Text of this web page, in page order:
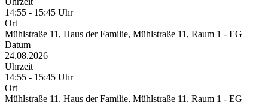
14:55 - 15:45 Uhr
Ort
Mühlstraße 11, Haus der Familie, Mühlstraße 11, Raum 1 - EG
Datum
24.08.2026
Uhrzeit
14:55 - 15:45 Uhr
Ort
Mühlstraße 11, Haus der Familie, Mühlstraße 11, Raum 1 - EG